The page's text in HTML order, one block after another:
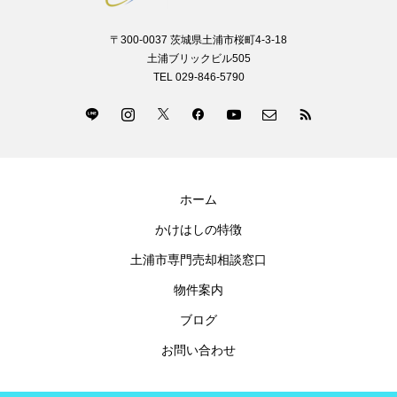
〒300-0037 茨城県土浦市桜町4-3-18
土浦ブリックビル505
TEL 029-846-5790
ホーム
かけはしの特徴
土浦市専門売却相談窓口
物件案内
ブログ
お問い合わせ